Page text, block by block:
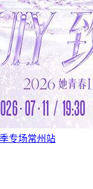
专场常州站